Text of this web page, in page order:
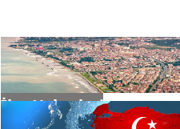
İlçe Haberleri